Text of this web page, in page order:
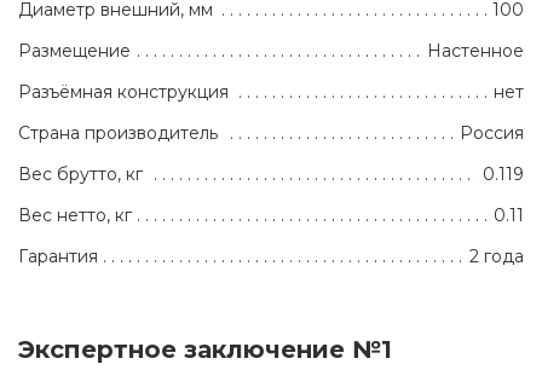
Диаметр внешний, мм
100
Размещение
Настенное
Разъёмная конструкция
нет
Страна производитель
Россия
Вес брутто, кг
0.119
Вес нетто, кг
0.11
Гарантия
2 года
Экспертное заключение №1